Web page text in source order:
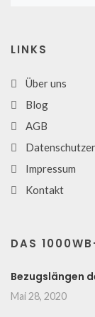
LINKS
Über uns
Blog
AGB
Impressum
Kontakt
DAS
Bezugslängen
Mai 28, 2020